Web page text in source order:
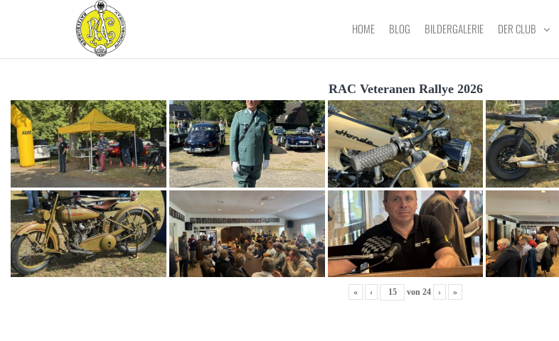
AUTOMOBIL-
ADAC E.V.
HOME BLOG BILDERGALERIE DER CLUB
RAC Veteranen Rallye 2026
« ‹ von 24 › »